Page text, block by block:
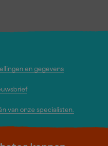
en gegevens
van onze specialisten.